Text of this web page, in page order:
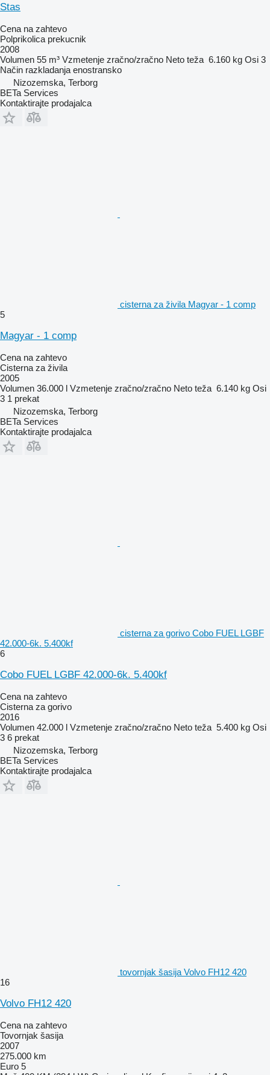
Stas
Cena na zahtevo
Polprikolica prekucnik
2008
Volumen 55 m³ Vzmetenje zračno/zračno Neto teža 6.160 kg Osi 3
Način razkladanja enostransko
Nizozemska, Terborg
BETa Services
Kontaktirajte prodajalca
cisterna za živila Magyar - 1 comp
5
Magyar - 1 comp
Cena na zahtevo
Cisterna za živila
2005
Volumen 36.000 l Vzmetenje zračno/zračno Neto teža 6.140 kg Osi
3 1 prekat
Nizozemska, Terborg
BETa Services
Kontaktirajte prodajalca
cisterna za gorivo Cobo FUEL LGBF
42.000-6k. 5.400kf
6
Cobo FUEL LGBF 42.000-6k. 5.400kf
Cena na zahtevo
Cisterna za gorivo
2016
Volumen 42.000 l Vzmetenje zračno/zračno Neto teža 5.400 kg Osi
3 6 prekat
Nizozemska, Terborg
BETa Services
Kontaktirajte prodajalca
tovornjak šasija Volvo FH12 420
16
Volvo FH12 420
Cena na zahtevo
Tovornjak šasija
2007
275.000 km
Euro 5